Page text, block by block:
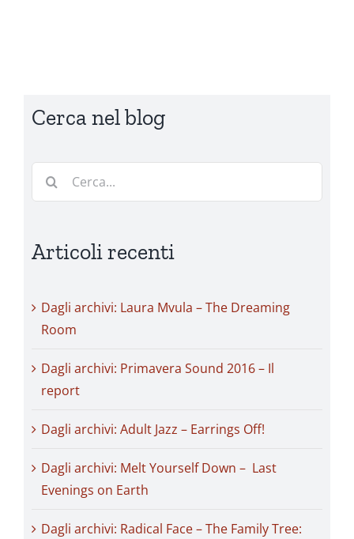
Cerca nel blog
Cerca
Articoli recenti
Dagli archivi: Laura Mvula – The Dreaming
Room
Dagli archivi: Primavera Sound 2016 – Il
report
Dagli archivi: Adult Jazz – Earrings Off!
Dagli archivi: Melt Yourself Down – Last
Evenings on Earth
Dagli archivi: Radical Face – The Family Tree: